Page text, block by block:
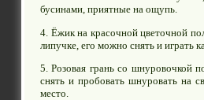
бусинами, приятные на ощупь.
4. Ёжик на красочной цветочной
липучке, его можно снять и играть
5. Розовая грань со шнуровочкой
снять и пробовать шнуровать на
место.